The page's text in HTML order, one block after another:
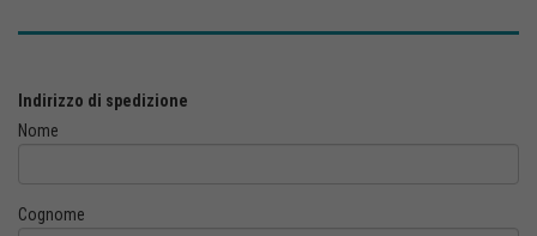
Indirizzo di spedizione
Nome
Cognome